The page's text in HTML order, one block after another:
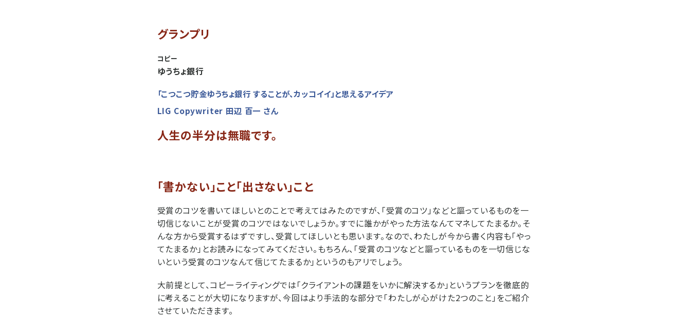
グランプリ
コピー
ゆうちょ銀行
「こつこつ貯金ゆうちょ銀行 することが、カッコイイ」と思えるアイデア
LIG Copywriter 田辺 百一 さん
人生の半分は無職です。
「書かない」こと「出さない」こと
受賞のコツを書いてほしいとのことで考えてはみたのですが、「受賞のコツ」などと謳っているものを一
切信じないことが受賞のコツではないでしょうか。すでに誰かがやった方法なんてマネしてたまるか。そ
んな方から受賞するはずですし、受賞してほしいとも思います。なので、わたしが今から書く内容も「やっ
てたまるか」とお読みになってみてください。もちろん、「受賞のコツなどと謳っているものを一切信じな
いという受賞のコツなんて信じてたまるか」というのもアリでしょう。
大前提として、コピーライティングでは「クライアントの課題をいかに解決するか」というプランを徹底的
に考えることが大切になりますが、今回はより手法的な部分で「わたしが心がけた2つのこと」をご紹介
させていただきます。